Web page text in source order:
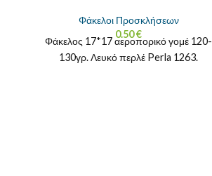
Φάκελοι Προσκλήσεων
0.50€
Φάκελος 17*17 αεροπορικό γομέ 120-
130γρ. Λευκό περλέ Perla 1263.